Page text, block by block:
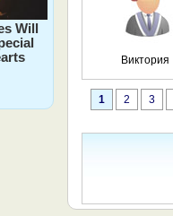
Will
Виктория
1 2 3